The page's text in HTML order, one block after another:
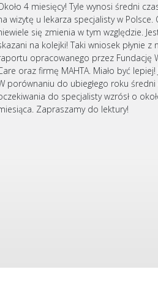
4 miesięcy! Tyle wynosi średni
wizytę u lekarza specjalisty w Polsce.
się zmienia w tym względzie.
na kolejki! Taki wniosek płynie z
opracowanego przez Fundację
oraz firmę MAHTA. Miało być
porównaniu do ubiegłego roku średni
do specjalisty wzrósł o
Zapraszamy do lektury!